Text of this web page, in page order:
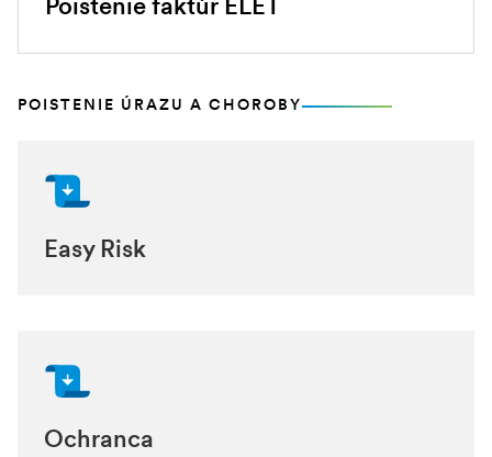
Poistenie faktúr ELET
POISTENIE ÚRAZU A CHOROBY
Easy Risk
Ochranca